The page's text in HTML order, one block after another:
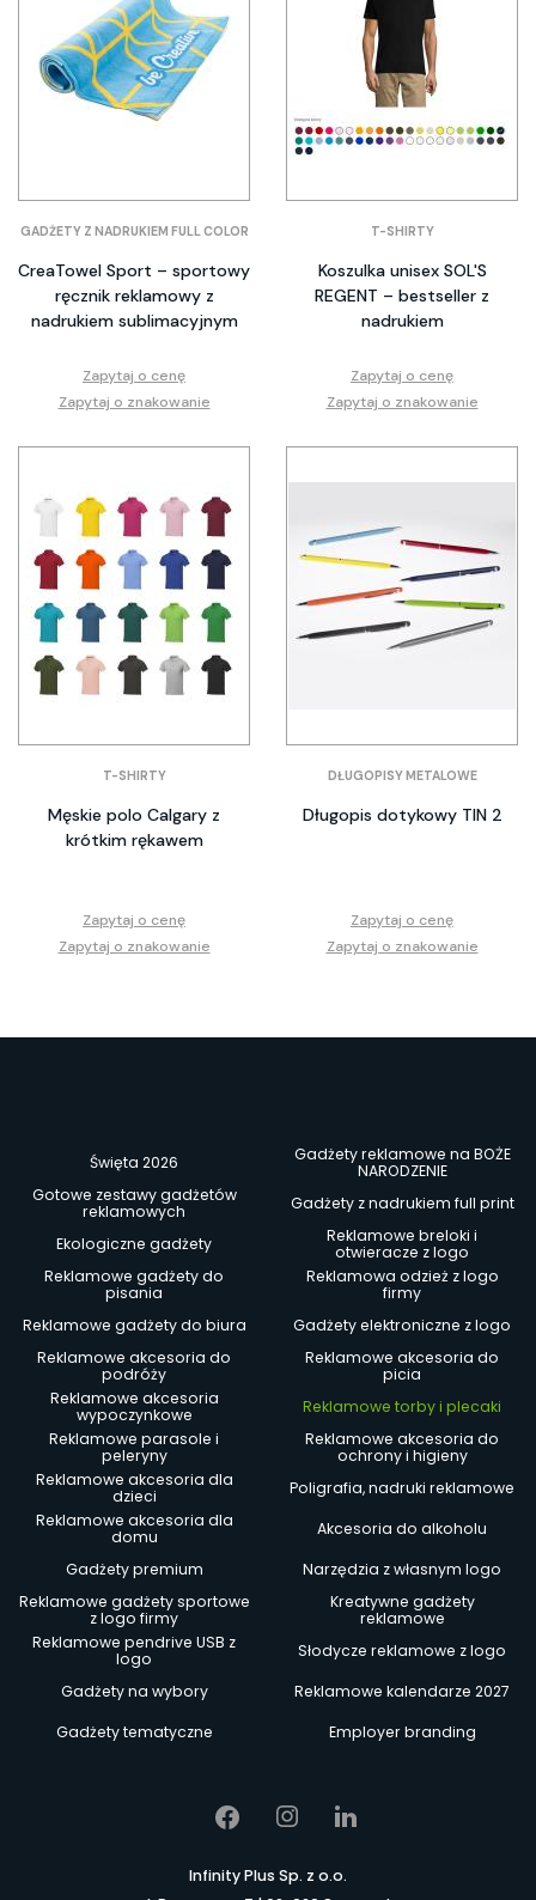
GADŻETY Z NADRUKIEM FULL COLOR
CreaTowel Sport – sportowy
ręcznik reklamowy z
nadrukiem sublimacyjnym
Zapytaj o cenę
Zapytaj o znakowanie
T-SHIRTY
Koszulka unisex SOL'S
REGENT – bestseller z
nadrukiem
Zapytaj o cenę
Zapytaj o znakowanie
T-SHIRTY
Męskie polo Calgary z
krótkim rękawem
Zapytaj o cenę
Zapytaj o znakowanie
DŁUGOPISY METALOWE
Długopis dotykowy TIN 2
Zapytaj o cenę
Zapytaj o znakowanie
Święta 2026
Gadżety reklamowe na BOŻE
NARODZENIE
Gotowe zestawy gadżetów
reklamowych
Gadżety z nadrukiem full print
Ekologiczne gadżety
Reklamowe breloki i
otwieracze z logo
Reklamowe gadżety do
pisania
Reklamowa odzież z logo
firmy
Reklamowe gadżety do biura
Gadżety elektroniczne z logo
Reklamowe akcesoria do
podróży
Reklamowe akcesoria do
picia
Reklamowe akcesoria
wypoczynkowe
Reklamowe torby i plecaki
Reklamowe parasole i
peleryny
Reklamowe akcesoria do
ochrony i higieny
Reklamowe akcesoria dla
dzieci
Poligrafia, nadruki reklamowe
Reklamowe akcesoria dla
domu
Akcesoria do alkoholu
Gadżety premium
Narzędzia z własnym logo
Reklamowe gadżety sportowe
z logo firmy
Kreatywne gadżety
reklamowe
Reklamowe pendrive USB z
logo
Słodycze reklamowe z logo
Gadżety na wybory
Reklamowe kalendarze 2027
Gadżety tematyczne
Employer branding
Infinity Plus Sp. z o.o.